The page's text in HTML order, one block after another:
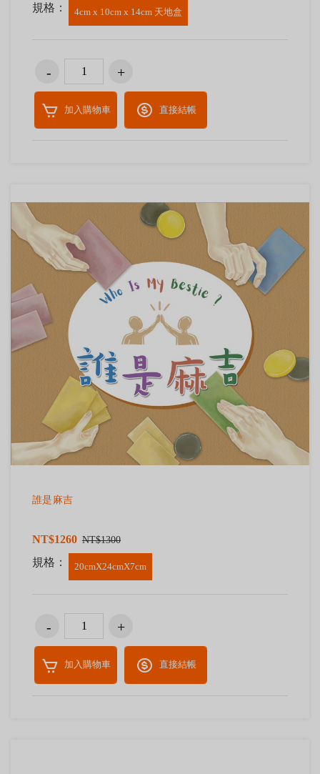
規格：
4cm x 10cm x 14cm 天地盒
加入購物車 直接結帳
誰是麻吉
NT$1260 NT$1300
規格： 20cmX24cmX7cm
加入購物車 直接結帳